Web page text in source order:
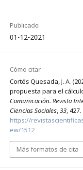
Publicado
01-12-2021
Cómo citar
Cortés Quesada, J. A.
propuesta para el
Comunicación. Revista
Ciencias Sociales,33, 427.
https://
ew/1512
Más formatos de cita